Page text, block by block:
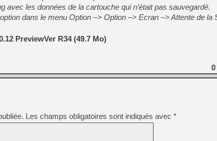
[GK] Ubisoft : fin de partie
[GK] Mémoire cash -
[GK] Dan Houser (GTA)
[GK] Comment EA Sports
[GK] Crimson Moon : un
[GK] Isle of Reveries : le
[GK] Moonlighter 2 : The
[GK] Capcom relance
[Mo5] Deux inédits du
[GK] Le beat'em up The
[GK] Endless Legend 2 :
avec les données de la cartouche qui n’était pas sauvegardé.
option dans le menu Option –> Option –> Ecran –> Attente de la
PreviewVer R34 (49.7 Mo)
0
Les champs obligatoires sont indiqués avec *